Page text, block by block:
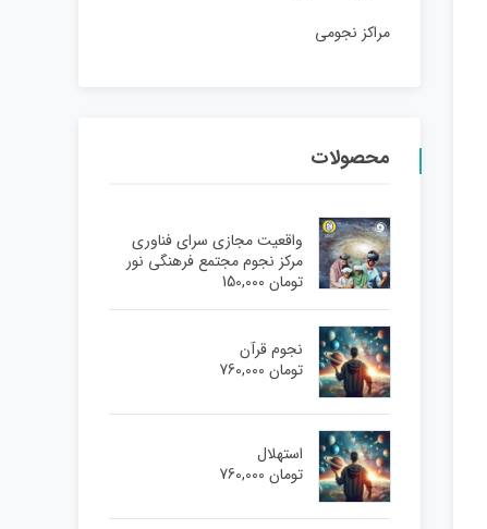
مراکز نجومی
محصولات
واقعیت مجازی سرای فناوری
مرکز نجوم مجتمع فرهنگی نور
تومان
نجوم قرآن
تومان
استهلال
تومان